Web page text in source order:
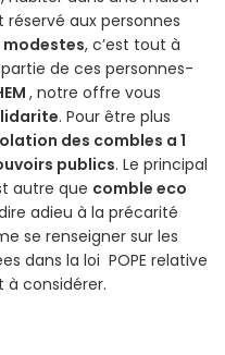
aux personnes
modestes, c’est tout à
de ces personnes-
, notre offre vous
. Pour être plus
des combles a 1
publics. Le principal
autre que comble eco
adieu à la précarité
se renseigner sur les
dans la loi POPE relative
considérer.